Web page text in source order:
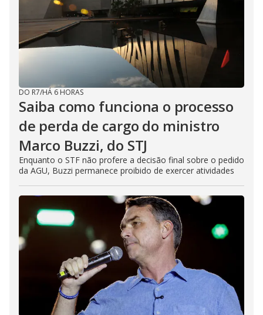
DO R7/HÁ 6 HORAS
Saiba como funciona o processo
de perda de cargo do ministro
Marco Buzzi, do STJ
Enquanto o STF não profere a decisão final sobre o pedido
da AGU, Buzzi permanece proibido de exercer atividades